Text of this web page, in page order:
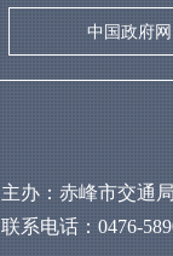
中国政府网
主办：赤峰市交
联系电话：0476-